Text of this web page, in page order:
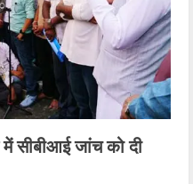
सीबीआई जांच को दी